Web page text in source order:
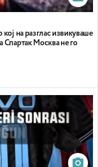
на разглас извикуваше
Спартак Москва не го